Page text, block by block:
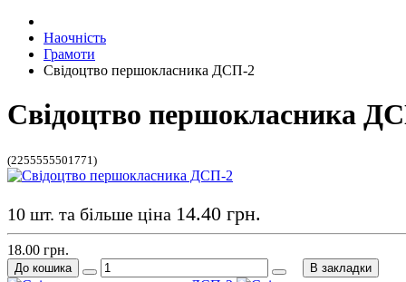
Наочність
Грамоти
Свідоцтво першокласника ДСП-2
Свідоцтво першокласника
(2255555501771)
10 шт. та більше ціна 14.40 грн.
18.00 грн.
До кошика В закладки